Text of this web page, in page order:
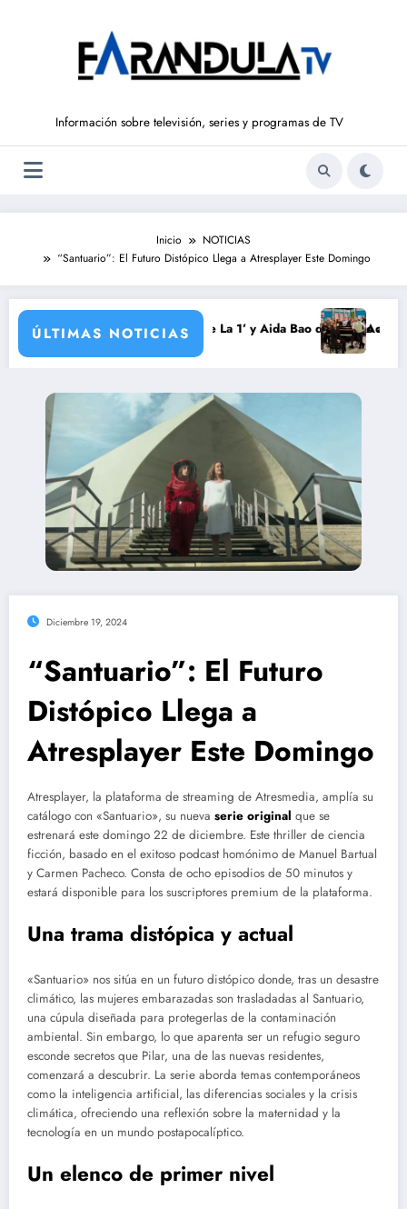
Información sobre televisión, series y programas de TV
Inicio
NOTICIAS
“Santuario”: El Futuro Distópico Llega a Atresplayer Este Domingo
ÚLTIMAS NOTICIAS
vuelve a ‘La Hora de La 1’ y Aida Bao da el salto a ‘Mañaneros
Adiós a ‘Cine de
Diciembre 19, 2024
“Santuario”: El Futuro
Distópico Llega a
Atresplayer Este Domingo
Atresplayer, la plataforma de streaming de Atresmedia, amplía su
catálogo con «Santuario», su nueva serie original que se
estrenará este domingo 22 de diciembre. Este thriller de ciencia
ficción, basado en el exitoso podcast homónimo de Manuel Bartual
y Carmen Pacheco. Consta de ocho episodios de 50 minutos y
estará disponible para los suscriptores premium de la plataforma.
Una trama distópica y actual
«Santuario» nos sitúa en un futuro distópico donde, tras un desastre
climático, las mujeres embarazadas son trasladadas al Santuario,
una cúpula diseñada para protegerlas de la contaminación
ambiental. Sin embargo, lo que aparenta ser un refugio seguro
esconde secretos que Pilar, una de las nuevas residentes,
comenzará a descubrir. La serie aborda temas contemporáneos
como la inteligencia artificial, las diferencias sociales y la crisis
climática, ofreciendo una reflexión sobre la maternidad y la
tecnología en un mundo postapocalíptico.
Un elenco de primer nivel